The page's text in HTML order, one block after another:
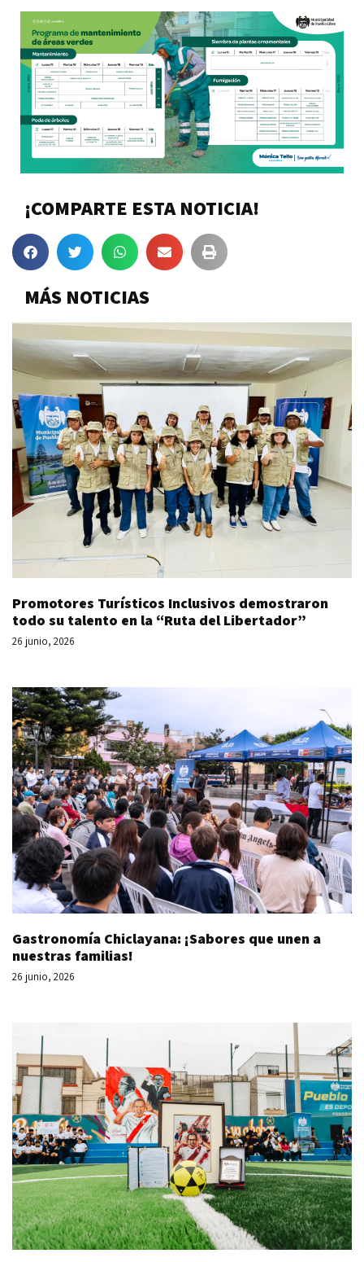
¡COMPARTE ESTA NOTICIA!
MÁS NOTICIAS
Promotores Turísticos Inclusivos demostraron
todo su talento en la “Ruta del Libertador”
26 junio, 2026
Gastronomía Chiclayana: ¡Sabores que unen a
nuestras familias!
26 junio, 2026